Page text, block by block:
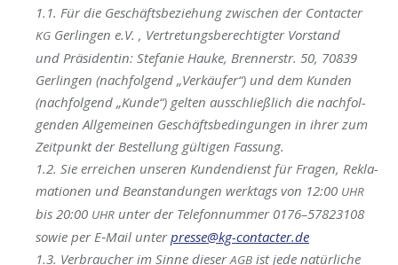
1.1. Für die Geschäfts­be­zie­hung zwi­schen der Cont­ac­ter
KG Ger­lin­gen e.V. , Ver­tre­tungs­be­rech­tig­ter Vor­stand
und Prä­si­den­tin: Ste­fa­nie Hau­ke, Bren­ner­str. 50, 70839
Ger­lin­gen (nach­fol­gend „Ver­käu­fer“) und dem Kun­den
(nach­fol­gend „Kun­de“) gel­ten aus­schließ­lich die nach­fol­
gen­den All­ge­mei­nen Geschäfts­be­din­gun­gen in ihrer zum
Zeit­punkt der Bestel­lung gül­ti­gen Fassung.
1.2. Sie errei­chen unse­ren Kun­den­dienst für Fra­gen, Rekla­
ma­tio­nen und Bean­stan­dun­gen werk­tags von 12:00 UHR
bis 20:00 UHR unter der Tele­fon­num­mer 0176–57823108
sowie per E‑Mail unterpresse@kg-contacter.de
1.3. Ver­brau­cher im Sin­ne die­serAGB ist jede natür­li­che